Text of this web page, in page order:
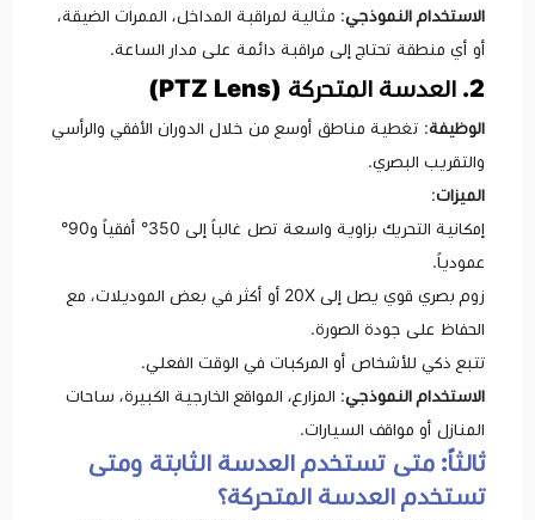
الاستخدام النموذجي: مثالية لمراقبة المداخل، الممرات الضيقة،
أو أي منطقة تحتاج إلى مراقبة دائمة على مدار الساعة.
2. العدسة المتحركة (PTZ Lens)
الوظيفة: تغطية مناطق أوسع من خلال الدوران الأفقي والرأسي
والتقريب البصري.
الميزات:
إمكانية التحريك بزاوية واسعة تصل غالباً إلى 350° أفقياً و90°
عمودياً.
زوم بصري قوي يصل إلى 20X أو أكثر في بعض الموديلات، مع
الحفاظ على جودة الصورة.
تتبع ذكي للأشخاص أو المركبات في الوقت الفعلي.
الاستخدام النموذجي: المزارع، المواقع الخارجية الكبيرة، ساحات
المنازل أو مواقف السيارات.
ثالثاً: متى تستخدم العدسة الثابتة ومتى
تستخدم العدسة المتحركة؟